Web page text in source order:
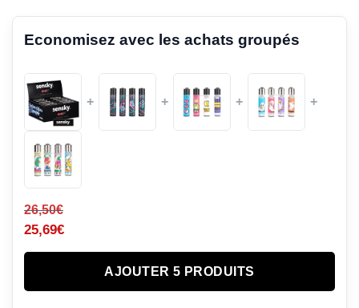
Economisez avec les achats groupés
+ + + +
26,50€
25,69€
AJOUTER 5 PRODUITS